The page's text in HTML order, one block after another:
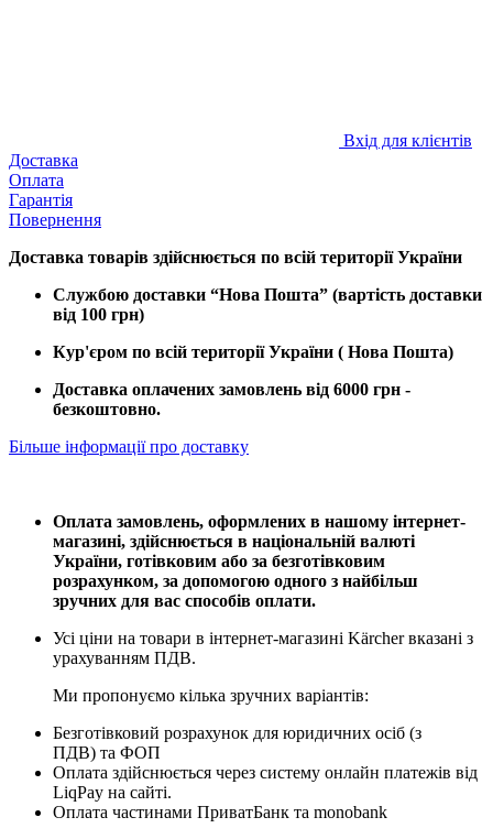
Вхід для клієнтів
Доставка
Оплата
Гарантія
Повернення
Доставка товарів здійснюється по всій території України
Службою доставки “Нова Пошта” (вартість доставки
від 100 грн)
Кур'єром по всій території України ( Нова Пошта)
Доставка оплачених замовлень від 6000 грн -
безкоштовно.
Більше інформації про доставку
Оплата замовлень, оформлених в нашому інтернет-
магазині, здійснюється в національній валюті
України, готівковим або за безготівковим
розрахунком, за допомогою одного з найбільш
зручних для вас способів оплати.
Усі ціни на товари в інтернет-магазині Kärcher вказані з
урахуванням ПДВ.
Ми пропонуємо кілька зручних варіантів:
Безготівковий розрахунок для юридичних осіб (з
ПДВ) та ФОП
Оплата здійснюється через систему онлайн платежів від
LiqPay на сайті.
Оплата частинами ПриватБанк та monobank